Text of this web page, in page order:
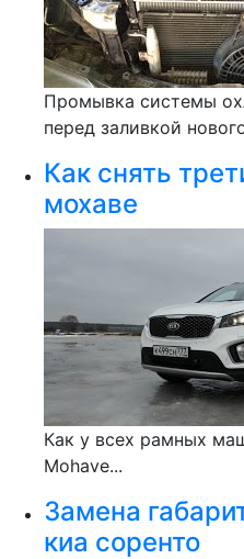
Промывка системы
перед заливкой
Как снять
мохаве
Как у всех рамных
Mohave...
Замена
киа соренто